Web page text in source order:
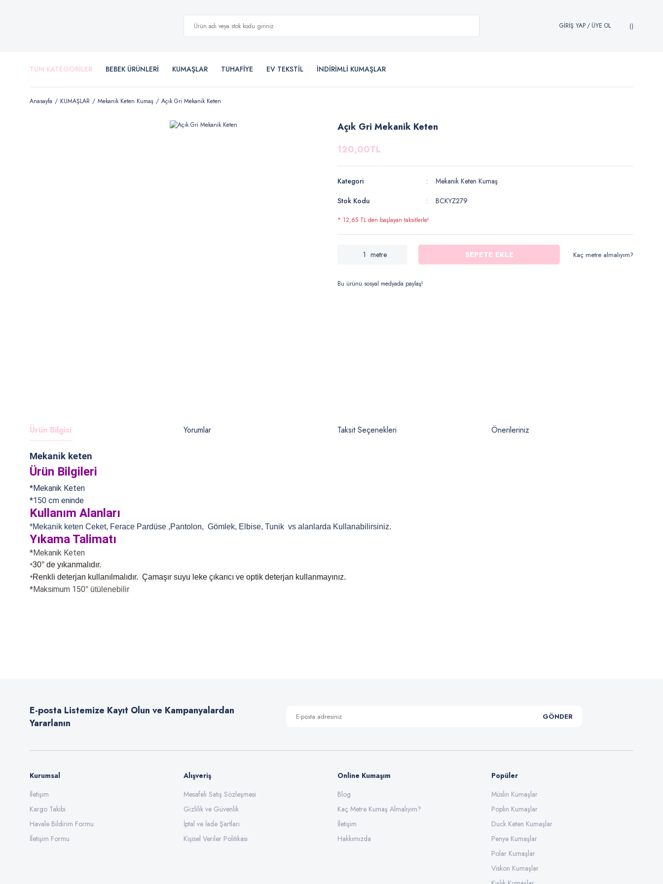
GİRİŞ YAP/ ÜYE OL
TÜM KATEGORİLER BEBEK ÜRÜNLERİ KUMAŞLAR TUHAFİYE EV TEKSTİL İNDİRİMLİ KUMAŞLAR
Anasayfa KUMAŞLAR Mekanik Keten Kumaş Açık Gri Mekanik Keten
Açık Gri Mekanik Keten
120,00TL
Kategori
Mekanik Keten Kumaş
Stok Kodu
BCKYZ279
* 12,65 TL den başlayan taksitlerle!
metre SEPETE EKLE Kaç metre almalıyım?
Bu ürünü sosyal medyada paylaş!
Ürün Bilgisi Yorumlar Taksit Seçenekleri Önerileriniz
Mekanik keten
Ürün Bilgileri
*Mekanik Keten
*150 cm eninde
Kullanım Alanları
*Mekanik keten Ceket, Ferace Pardüse ,Pantolon, Gömlek, Elbise, Tunik vs alanlarda Kullanabilirsiniz.
Yıkama Talimatı
*Mekanik Keten
*30° de yıkanmalıdır.
*Renkli deterjan kullanılmalıdır. Çamaşır suyu leke çıkarıcı ve optik deterjan kullanmayınız.
*Maksimum 150° ütülenebilir
Ürün bilgilerinde hatalar bulunuyor.
Ürün fiyatı diğer sitelerden daha pahalı.
Gönder
E-posta Listemize Kayıt Olun ve Kampanyalardan
Yararlanın
GÖNDER
Kurumsal
İletişim
Kargo Takibi
Havale Bildirim Formu
İletişim Formu
Alışveriş
Mesafeli Satış Sözleşmesi
Gizlilik ve Güvenlik
İptal ve İade Şartları
Kişisel Veriler Politikası
Online Kumaşım
Blog
Kaç Metre Kumaş Almalıyım?
İletişim
Hakkımızda
Popüler
Müslin Kumaşlar
Poplin Kumaşlar
Duck Keten Kumaşlar
Penye Kumaşlar
Polar Kumaşlar
Viskon Kumaşlar